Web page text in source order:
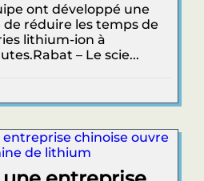
ont développé une
réduire les temps de
lithium-ion à
– Le scie...